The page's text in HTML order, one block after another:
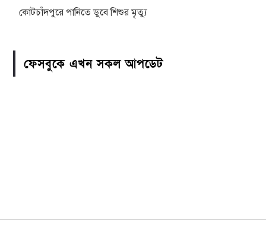
কোটচাঁদপুরে পানিতে ডুবে শিশুর মৃত্যু
ফেসবুকে এখন সকল আপডেট